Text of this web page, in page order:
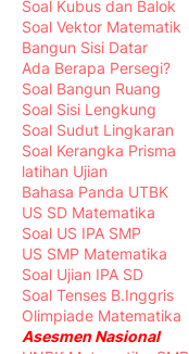
Soal Kubus dan Balok
Soal Vektor Matematik
Bangun Sisi Datar
Ada Berapa Persegi?
Soal Bangun Ruang
Soal Sisi Lengkung
Soal Sudut Lingkaran
Soal Kerangka Prisma
latihan Ujian
Bahasa Panda UTBK
US SD Matematika
Soal US IPA SMP
US SMP Matematika
Soal Ujian IPA SD
Soal Tenses B.Inggris
Olimpiade Matematika
Asesmen Nasional